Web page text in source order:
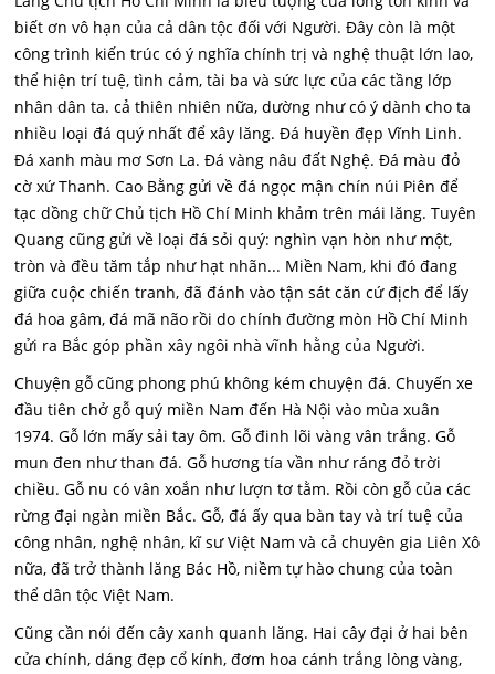
biết ơn vô hạn của cả dân tộc đối với Người. Đây còn là một
công trình kiến trúc có ý nghĩa chính trị và nghệ thuật lớn lao,
thể hiện trí tuệ, tình cảm, tài ba và sức lực của các tầng lớp
nhân dân ta. cả thiên nhiên nữa, dường như có ý dành cho ta
nhiều loại đá quý nhất để xây lăng. Đá huyền đẹp Vĩnh Linh.
Đá xanh màu mơ Sơn La. Đá vàng nâu đất Nghệ. Đá màu đỏ
cờ xứ Thanh. Cao Bằng gửi về đá ngọc mận chín núi Piên để
tạc dồng chữ Chủ tịch Hồ Chí Minh khảm trên mái lăng. Tuyên
Quang cũng gửi về loại đá sỏi quý: nghìn vạn hòn như một,
tròn và đều tăm tắp như hạt nhãn... Miền Nam, khi đó đang
giữa cuộc chiến tranh, đã đánh vào tận sát căn cứ địch để lấy
đá hoa gâm, đá mã não rồi do chính đường mòn Hồ Chí Minh
gửi ra Bắc góp phần xây ngôi nhà vĩnh hằng của Người.
Chuyện gỗ cũng phong phú không kém chuyện đá. Chuyến xe
đầu tiên chở gỗ quý miền Nam đến Hà Nội vào mùa xuân
1974. Gỗ lớn mấy sải tay ôm. Gỗ đinh lõi vàng vân trắng. Gỗ
mun đen như than đá. Gỗ hương tía vần như ráng đỏ trời
chiều. Gỗ nu có vân xoắn như lượn tơ tằm. Rồi còn gỗ của các
rừng đại ngàn miền Bắc. Gỗ, đá ấy qua bàn tay và trí tuệ của
công nhân, nghệ nhân, kĩ sư Việt Nam và cả chuyên gia Liên Xô
nữa, đã trở thành lăng Bác Hồ, niềm tự hào chung của toàn
thể dân tộc Việt Nam.
Cũng cần nói đến cây xanh quanh lăng. Hai cây đại ở hai bên
cửa chính, dáng đẹp cổ kính, đơm hoa cánh trắng lòng vàng,